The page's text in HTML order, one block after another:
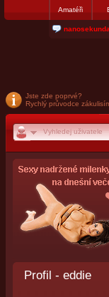
Amatéři
jjoseff:
Jste zde poprvé?
Rychlý průvodce
Profil - eddie